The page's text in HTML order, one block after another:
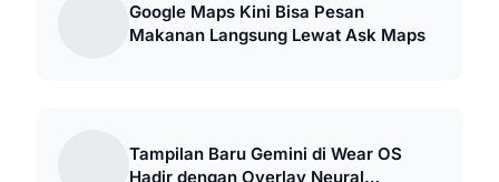
Google Maps Kini Bisa Pesan
Makanan Langsung Lewat Ask Maps
Tampilan Baru Gemini di Wear OS
Hadir dengan Overlay Neural